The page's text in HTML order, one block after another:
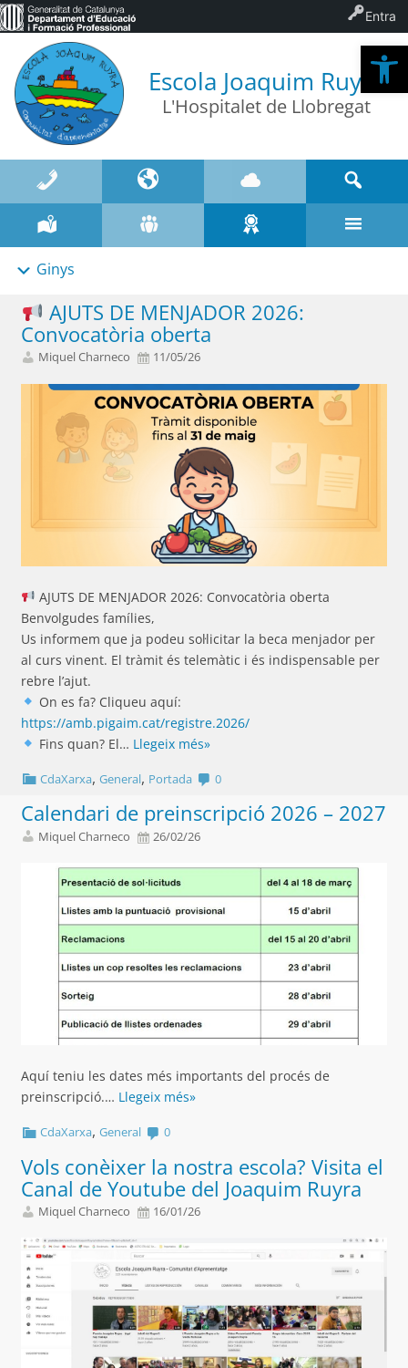
Escola Joaquim Ruyra
L'Hospitalet de Llobregat
Ginys
AJUTS DE MENJADOR 2026:
Convocatòria oberta
Miquel Charneco 11/05/26
AJUTS DE MENJADOR 2026: Convocatòria oberta
Benvolgudes famílies,
Us informem que ja podeu sol·licitar la beca menjador per
al curs vinent. El tràmit és telemàtic i és indispensable per
rebre l’ajut.
On es fa? Cliqueu aquí:
https://amb.pigaim.cat/registre.2026/
Fins quan? El… Llegeix més»
CdaXarxa,General, Portada 0
Calendari de preinscripció 2026 – 2027
Miquel Charneco 26/02/26
Aquí teniu les dates més importants del procés de
preinscripció.… Llegeix més»
CdaXarxa,General 0
Vols conèixer la nostra escola? Visita el
Canal de Youtube del Joaquim Ruyra
Miquel Charneco 16/01/26
Entra